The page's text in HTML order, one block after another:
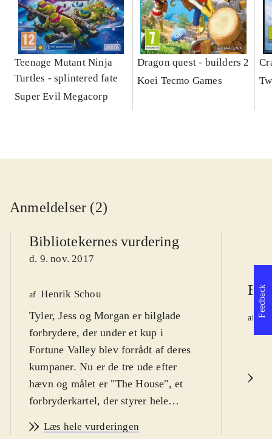
Teenage Mutant Ninja
Turtles - splintered fate
Super Evil Megacorp
Dragon quest - builders 2
Koei Tecmo Games
Anmeldelser (2)
Bibliotekernes vurdering
d. 9. nov. 2017
af Henrik Schou
Tyler, Jess og Morgan er bilglade
forbrydere, der under et kup i
Fortune Valley blev forrådt af deres
kumpaner. Nu er de tre ude efter
hævn og målet er "The House", et
forbryderkartel, der styrer hele
Fortune Valley er et åbent område
Læs hele vurderingen
af
d.
Feedback